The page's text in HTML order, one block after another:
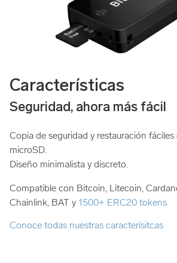
Características
Seguridad, ahora más fácil
Copia de seguridad y restauración
microSD.
Diseño minimalista y discreto.
Compatible con Bitcoin, Litecoin,
Chainlink, BAT y 1500+ ERC20 tokens.
Conoce todas nuestras caracterísitcas